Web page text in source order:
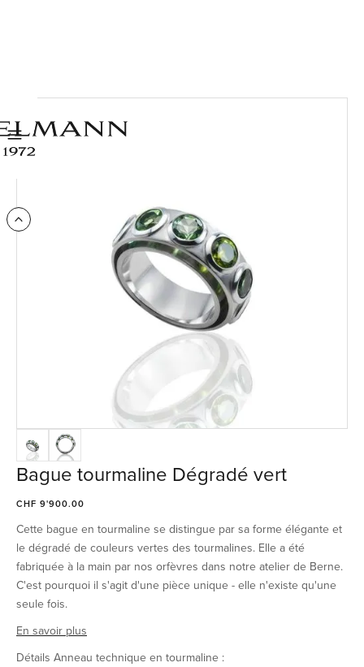
Bague tourmaline Dégradé vert
CHF 9'900.00
Cette bague en tourmaline se distingue par sa forme élégante et
le dégradé de couleurs vertes des tourmalines. Elle a été
fabriquée à la main par nos orfèvres dans notre atelier de Berne.
C'est pourquoi il s'agit d'une pièce unique - elle n'existe qu'une
seule fois.
En savoir plus
Détails Anneau technique en tourmaline :